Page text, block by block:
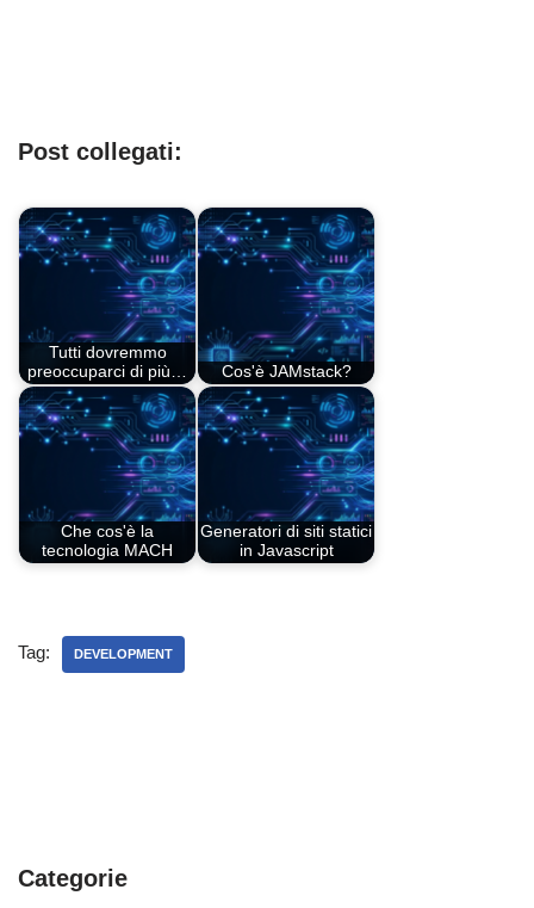
Post collegati:
Tutti dovremmo
preoccuparci di più…
Cos'è JAMstack?
Che cos'è la
tecnologia MACH
Generatori di siti statici
in Javascript
Tag: DEVELOPMENT
Categorie